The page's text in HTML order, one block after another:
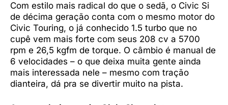
Com estilo mais radical do que o sedã, o Civic Si
de décima geração conta com o mesmo motor do
Civic Touring, o já conhecido 1.5 turbo que no
cupê vem mais forte com seus 208 cv a 5700
rpm e 26,5 kgfm de torque. O câmbio é manual de
6 velocidades – o que deixa muita gente ainda
mais interessada nele – mesmo com tração
dianteira, dá pra se divertir muito na pista.